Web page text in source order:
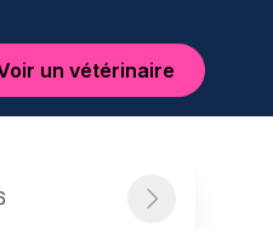
un vétérinaire